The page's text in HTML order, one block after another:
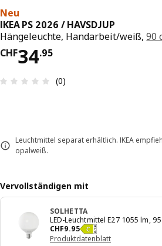
Neu
IKEA PS 2026 / HAVSDJUP
Hängeleuchte, Handarbeit/weiß,90
CHF34.95
Preis CHF 34.95
Bewertung: 0 von 5
(0)
Leuchtmittel separat erhältlich. IKEA
opalweiß.
Vervollständigen mit
SOLHETTA
LED-Leuchtmittel E27 1055 lm,
CHF9.95
Preis CHF 9.95
Produktdatenblatt